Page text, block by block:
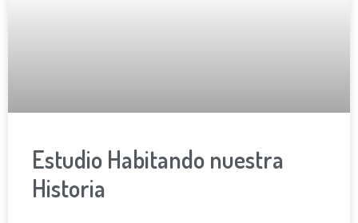
Estudio Habitando nuestra
Historia